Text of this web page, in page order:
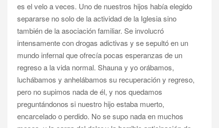
es el velo a veces. Uno de nuestros hijos había elegido
separarse no solo de la actividad de la Iglesia sino
también de la asociación familiar. Se involucró
intensamente con drogas adictivas y se sepultó en un
mundo infernal que ofrecía pocas esperanzas de un
regreso a la vida normal. Shauna y yo orábamos,
luchábamos y anhelábamos su recuperación y regreso,
pero no supimos nada de él, y nos quedamos
preguntándonos si nuestro hijo estaba muerto,
encarcelado o perdido. No se supo nada en muchos